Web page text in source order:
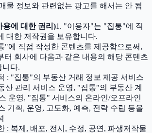
물 정보와 관련없는 광고를 해서는 안 됩
용에 대한 권리)1. "이용자"는 "집통"에 직
대한 저작권을 보유합니다.
"에 직접 작성한 콘텐츠를 제공함으로써,
터 회사에 다음과 같은 내용의 해당 콘텐츠
니다.
: "집통"의 부동산 거래 정보 제공 서비스
산 관리 서비스 운영, "집통"의 부동산 계
운영, "집통" 서비스의 온라인/오프라인
기획, 운영, 고도화, 예측, 전략 수립 등을
: 복제, 배포, 전시, 수정, 공연, 파생저작물